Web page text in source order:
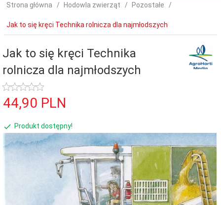
Strona główna Hodowla zwierząt Pozostałe
Jak to się kręci Technika rolnicza dla najmłodszych
Jak to się kręci Technika
rolnicza dla najmłodszych
44,90 PLN
Produkt dostępny!